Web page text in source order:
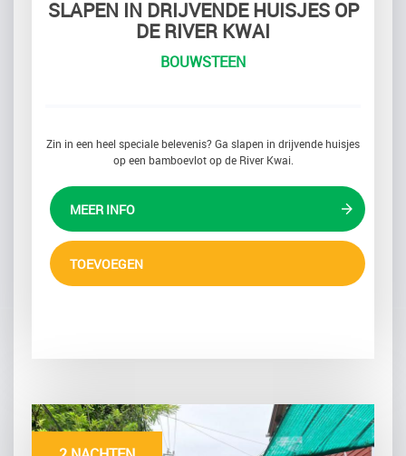
SLAPEN IN DRIJVENDE HUISJES OP
DE RIVER KWAI
BOUWSTEEN
Zin in een heel speciale belevenis? Ga slapen in drijvende huisjes
op een bamboevlot op de River Kwai.
MEER INFO
TOEVOEGEN